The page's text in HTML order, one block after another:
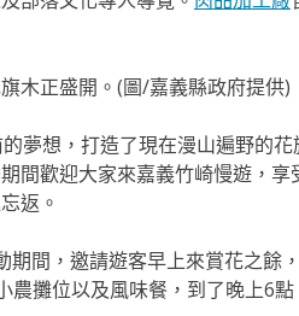
木正盛開。(圖/嘉義縣政府提供)
夢想，打造了現在漫山遍野的
間歡迎大家來嘉義竹崎慢遊，
返。
期間，邀請遊客早上來賞花之餘
農攤位以及風味餐，到了晚上6